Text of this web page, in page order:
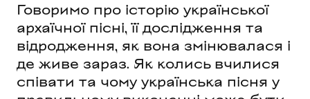
Говоримо про історію української
архаїчної пісні, її дослідження та
відродження, як вона змінювалася і
де живе зараз. Як колись вчилися
співати та чому українська пісня у